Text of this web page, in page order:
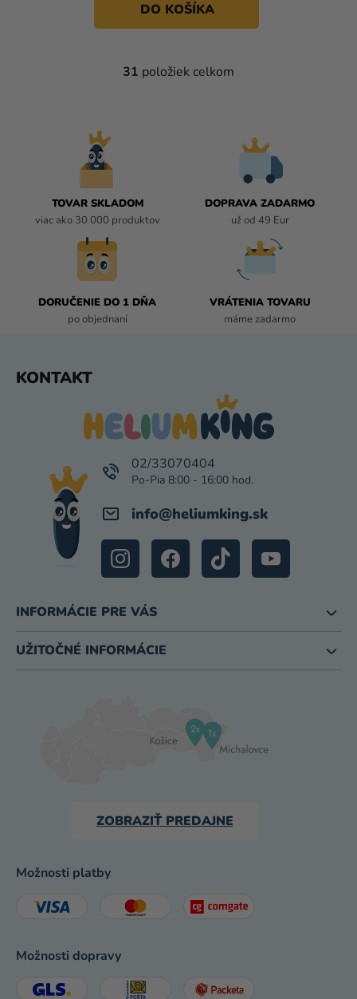
DO KOŠÍKA
O
U
31 položiek celkom
TOVAR SKLADOM
viac ako 30 000 produktov
DOPRAVA ZADARMO
už od 49 Eur
DORUČENIE DO 1 DŇA
po objednaní
VRÁTENIA TOVARU
máme zadarmo
KONTAKT
info@heliumking.sk
02/33070404
INFORMÁCIE PRE VÁS
UŽITOČNÉ INFORMÁCIE
ZOBRAZIŤ PREDAJNE
Možnosti platby
Možnosti dopravy